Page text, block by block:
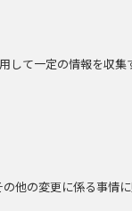
して一定の情報を収集
他の変更に係る事情